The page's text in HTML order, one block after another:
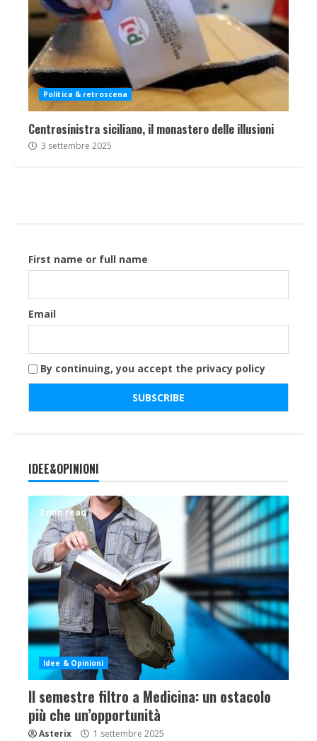
Politica & retroscena
Centrosinistra siciliano, il monastero delle illusioni
3 settembre 2025
First name or full name
Email
By continuing, you accept the privacy policy
IDEE&OPINIONI
2 min read
Idee & Opinioni
Il semestre filtro a Medicina: un ostacolo
più che un’opportunità
Asterix 1 settembre 2025